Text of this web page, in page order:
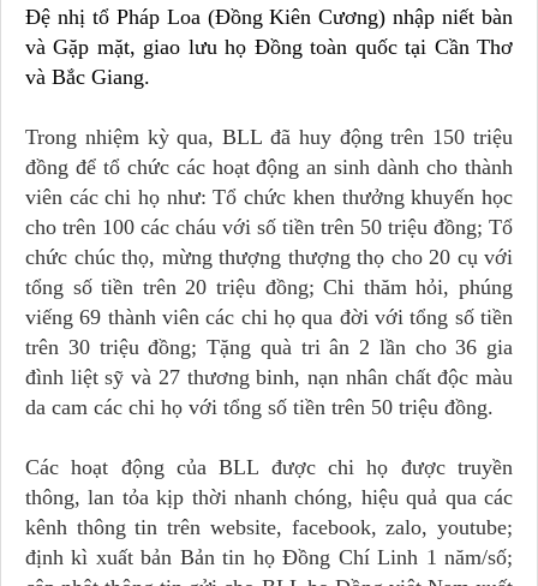
Đệ nhị tổ Pháp Loa (Đồng Kiên Cương) nhập niết bàn
và Gặp mặt, giao lưu họ Đồng toàn quốc tại Cần Thơ
và Bắc Giang.
Trong nhiệm kỳ qua, BLL đã huy động trên 150 triệu
đồng để tổ chức các hoạt động an sinh dành cho thành
viên các chi họ như: Tổ chức khen thưởng khuyến học
cho trên 100 các cháu với số tiền trên 50 triệu đồng; Tổ
chức chúc thọ, mừng thượng thượng thọ cho 20 cụ với
tổng số tiền trên 20 triệu đồng; Chi thăm hỏi, phúng
viếng 69 thành viên các chi họ qua đời với tổng số tiền
trên 30 triệu đồng; Tặng quà tri ân 2 lần cho 36 gia
đình liệt sỹ và 27 thương binh, nạn nhân chất độc màu
da cam các chi họ với tổng số tiền trên 50 triệu đồng.
Các hoạt động của BLL được chi họ được truyền
thông, lan tỏa kịp thời nhanh chóng, hiệu quả qua các
kênh thông tin trên website, facebook, zalo, youtube;
định kì xuất bản Bản tin họ Đồng Chí Linh 1 năm/số;